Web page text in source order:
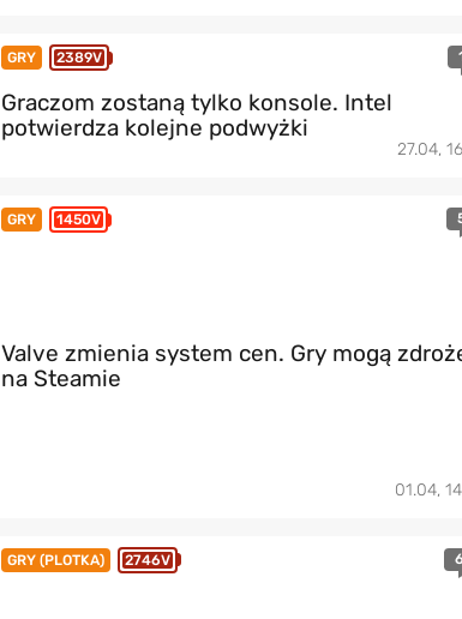
GRY 2389V
Graczom zostaną tylko konsole. Intel
potwierdza kolejne podwyżki
27.04,
GRY 1450V
Valve zmienia system cen. Gry mogą
na Steamie
01.04,
GRY (PLOTKA) 2746V